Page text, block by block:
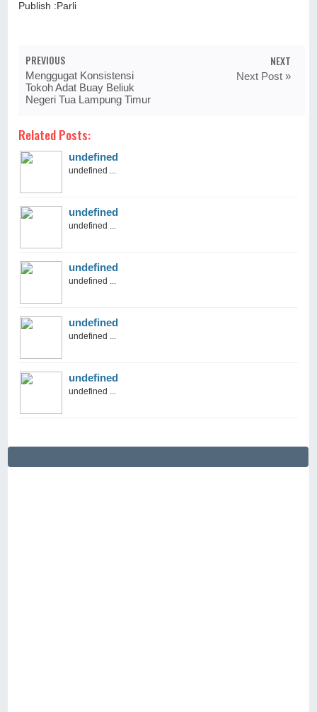
Publish :Parli
PREVIOUS
Menggugat Konsistensi
Tokoh Adat Buay Beliuk
Negeri Tua Lampung Timur
NEXT
Next Post »
Related Posts:
undefined
undefined ...
undefined
undefined ...
undefined
undefined ...
undefined
undefined ...
undefined
undefined ...